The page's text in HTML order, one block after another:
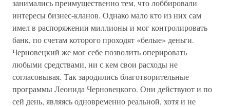
занимались преимущественно тем, что лоббировали
интересы бизнес-кланов. Однако мало кто из них сам
имел в распоряжении миллионы и мог контролировать
банк, по счетам которого проходят «белые» деньги.
Черновецкий же мог себе позволить оперировать
любыми средствами, ни с кем свои расходы не
согласовывая. Так зародились благотворительные
программы Леонида Черновецкого. Они действуют и по
сей день, являясь одновременно реальной, хотя и не